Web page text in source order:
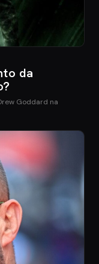
da
Goddard na